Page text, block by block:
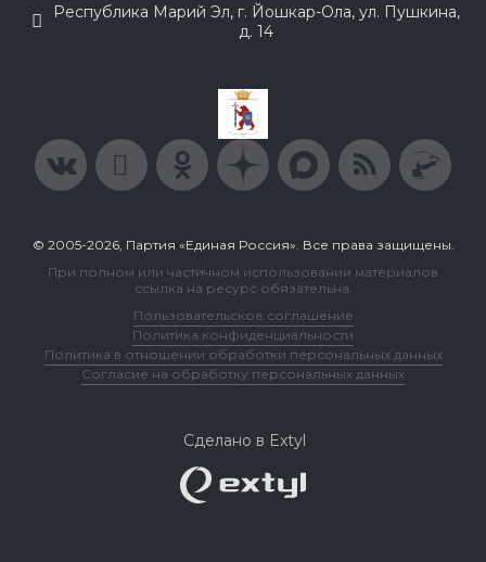
Республика Марий Эл, г. Йошкар-Ола, ул. Пушкина,
д. 14
© 2005-2026, Партия «Единая Россия». Все права защищены.
При полном или частичном использовании материалов
ссылка на ресурс обязательна.
Пользовательское соглашение
Политика конфиденциальности
Политика в отношении обработки персональных данных
Согласие на обработку персональных данных
Сделано в Extyl